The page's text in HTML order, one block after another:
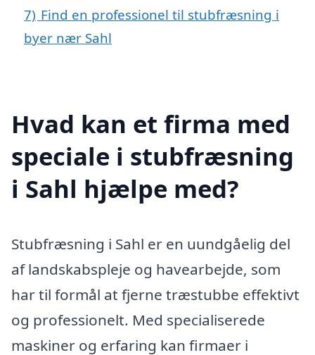
7) Find en professionel til stubfræsning i
byer nær Sahl
Hvad kan et firma med
speciale i stubfræsning
i Sahl hjælpe med?
Stubfræsning i Sahl er en uundgåelig del
af landskabspleje og havearbejde, som
har til formål at fjerne træstubbe effektivt
og professionelt. Med specialiserede
maskiner og erfaring kan firmaer i